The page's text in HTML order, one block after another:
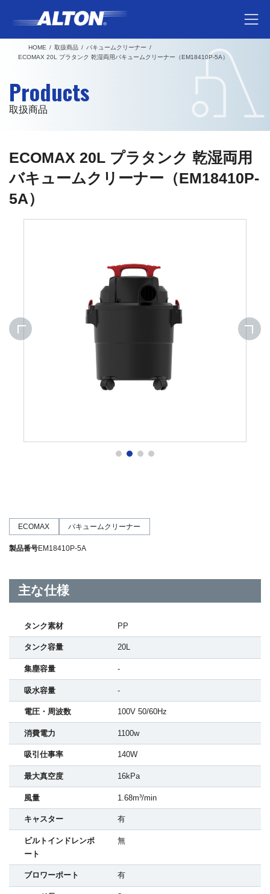
テ
ゲ
HOME 取扱商品
バキュームクリーナー
ECOMAX 20L プラタンク 乾湿両用バキュームクリーナー（EM18410P-5A）
Products
取扱商品
ECOMAX 20L プラタンク 乾湿両用
バキュームクリーナー（EM18410P-
5A）
ECOMAX バキュームクリーナー
製品番号EM18410P-5A
主な仕様
タンク素材 PP
タンク容量 20L
集塵容量 -
吸水容量 -
電圧・周波数 100V 50/60Hz
消費電力 1100w
吸引仕事率 140W
最大真空度 16kPa
風量 1.68m³/min
キャスター 有
ビルトインドレンポ
ート
無
ブロワーポート 有